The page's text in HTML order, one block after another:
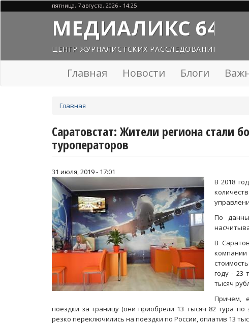
пятница, 7 августа, 2026 - 14:25
МЕДИАЛИКС 64
ЦЕНТР ЖУРНАЛИСТСКИХ РАССЛЕДОВАНИЙ
Главная Новости Блоги
здесь
Главная
Саратовстат: Жители региона стали
туроператоров
31 июля, 2019 - 17:01
В 2018
По
В
году - 23
тысяч
Причем,
поездки за границу (они приобрели 13 тысяч 82 тура
резко переключились на поездки по России, оплатив 13